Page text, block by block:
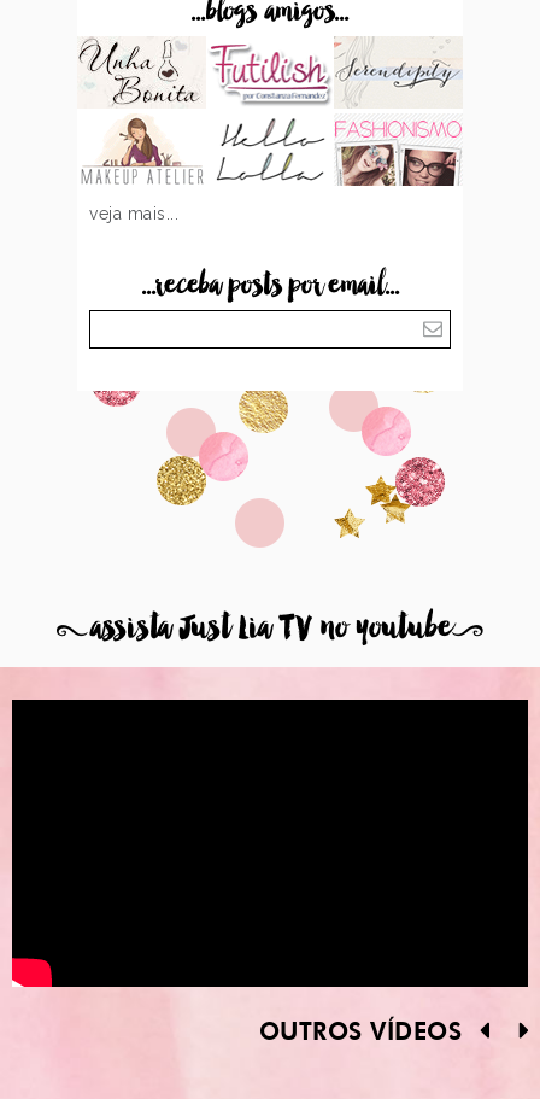
...blogs amigos...
veja mais...
...receba posts por email...
8assista Just Lia TV no youtube9
OUTROS VÍDEOS